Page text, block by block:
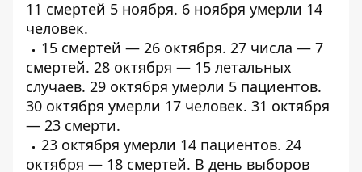
11 смертей 5 ноября. 6 ноября умерли 14
человек.
15 смертей — 26 октября. 27 числа — 7
смертей. 28 октября — 15 летальных
случаев. 29 октября умерли 5 пациентов.
30 октября умерли 17 человек. 31 октября
— 23 смерти.
23 октября умерли 14 пациентов. 24
октября — 18 смертей. В день выборов